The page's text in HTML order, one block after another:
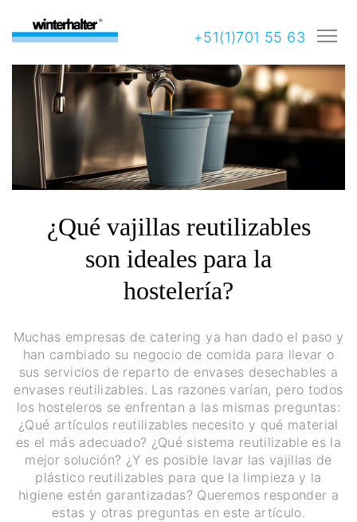
+51(1)701 55 63
¿Qué vajillas reutilizables
son ideales para la
hostelería?
Muchas empresas de catering ya han dado el paso y
han cambiado su negocio de comida para llevar o
sus servicios de reparto de envases desechables a
envases reutilizables. Las razones varían, pero todos
los hosteleros se enfrentan a las mismas preguntas:
¿Qué artículos reutilizables necesito y qué material
es el más adecuado? ¿Qué sistema reutilizable es la
mejor solución? ¿Y es posible lavar las vajillas de
plástico reutilizables para que la limpieza y la
higiene estén garantizadas? Queremos responder a
estas y otras preguntas en este artículo.